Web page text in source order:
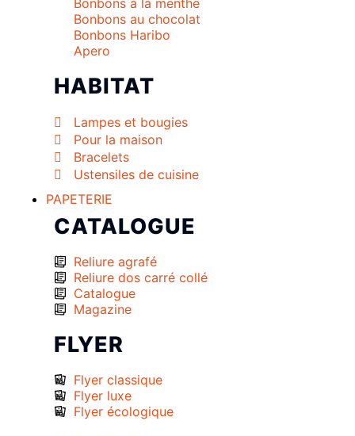
Bonbons à la menthe
Bonbons au chocolat
Bonbons Haribo
Apero
HABITAT
Lampes et bougies
Pour la maison
Bracelets
Ustensiles de cuisine
PAPETERIE
CATALOGUE
Reliure agrafé
Reliure dos carré collé
Catalogue
Magazine
FLYER
Flyer classique
Flyer luxe
Flyer écologique